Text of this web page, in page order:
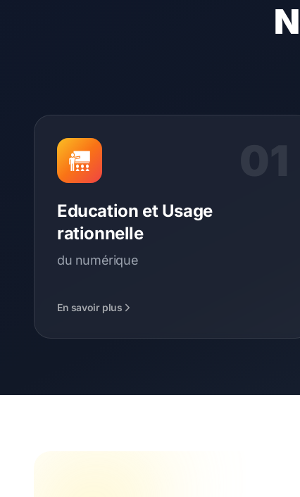
Education et Usage
rationnelle
du numérique
En savoir plus